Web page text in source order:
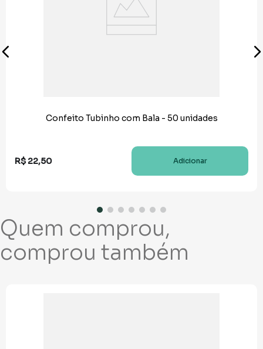
Confeito Tubinho com Bala - 50 unidades
R$ 22,50 Adicionar
Quem comprou,
comprou também